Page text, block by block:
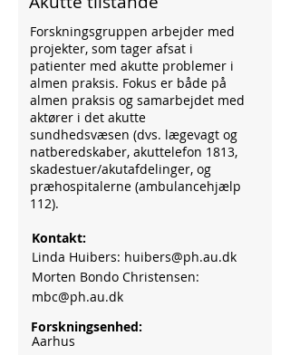
Forskningsgruppen arbejder med
projekter, som tager afsat i
patienter med akutte problemer i
almen praksis. Fokus er både på
almen praksis og samarbejdet med
aktører i det akutte
sundhedsvæsen (dvs. lægevagt og
natberedskaber, akuttelefon 1813,
skadestuer/akutafdelinger, og
præhospitalerne (ambulancehjælp
112).
Kontakt:
Linda Huibers: huibers@ph.au.dk
Morten Bondo Christensen:
mbc@ph.au.dk
Forskningsenhed:
Aarhus